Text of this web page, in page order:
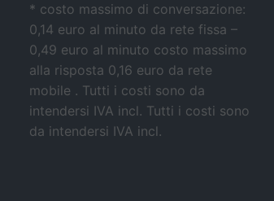
* costo massimo di conversazione:
0,14 euro al minuto da rete fissa –
0,49 euro al minuto costo massimo
alla risposta 0,16 euro da rete
mobile . Tutti i costi sono da
intendersi IVA incl. Tutti i costi sono
da intendersi IVA incl.